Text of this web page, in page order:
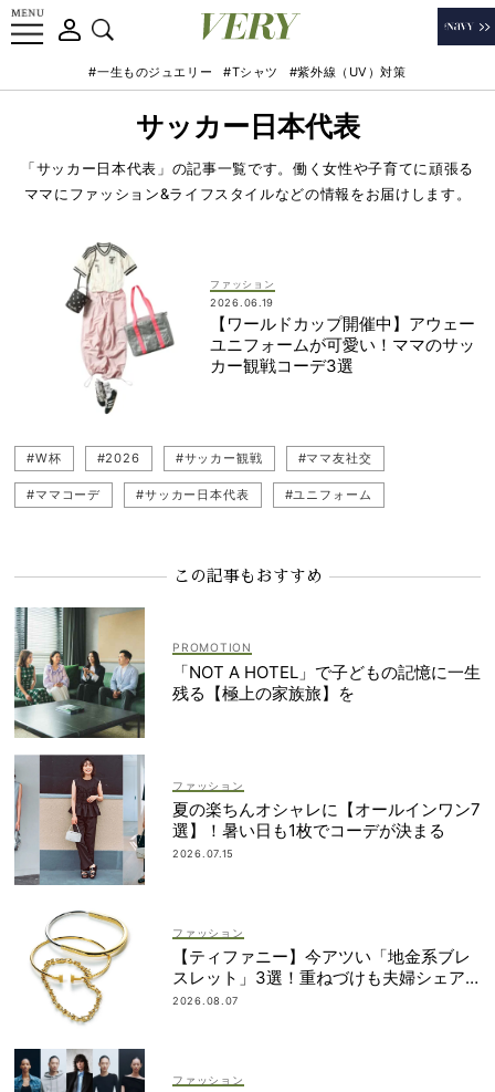
#一生ものジュエリー #Tシャツ #紫外線（UV）対策
サッカー日本代表
「サッカー日本代表」の記事一覧です。働く女性や子育てに頑張る
ママにファッション&ライフスタイルなどの情報をお届けします。
ファッション
2026.06.19
【ワールドカップ開催中】アウェー
ユニフォームが可愛い！ママのサッ
カー観戦コーデ3選
#W杯 #2026 #サッカー観戦 #ママ友社交
#ママコーデ #サッカー日本代表 #ユニフォーム
この記事もおすすめ
「NOT A HOTEL」で子どもの記憶に一生
残る【極上の家族旅】を
ファッション
夏の楽ちんオシャレに【オールインワン7
選】！暑い日も1枚でコーデが決まる
2026.07.15
ファッション
【ティファニー】今アツい「地金系ブレ
スレット」3選！重ねづけも夫婦シェア
も自在
2026.08.07
ファッション